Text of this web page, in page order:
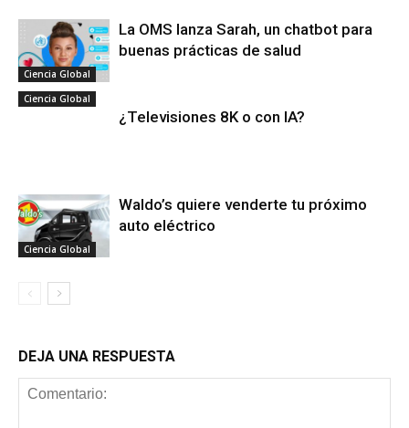
Ciencia Global
La OMS lanza Sarah, un chatbot para
buenas prácticas de salud
Ciencia Global
¿Televisiones 8K o con IA?
Ciencia Global
Waldo’s quiere venderte tu próximo
auto eléctrico
DEJA UNA RESPUESTA